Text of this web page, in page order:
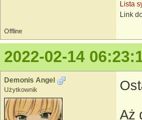
Lista
Link
Offline
2022-02-14
Demonis Angel
Użytkownik
Aż